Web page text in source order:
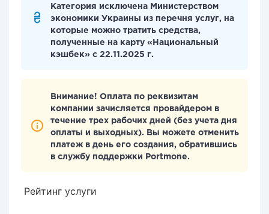
Категория исключена Министерством
экономики Украины из перечня услуг, на
которые можно тратить средства,
полученные на карту «Национальный
кэшбек» с 22.11.2025 г.
Внимание! Оплата по реквизитам
компании зачисляется провайдером в
течение трех рабочих дней (без учета дня
оплаты и выходных). Вы можете отменить
платеж в день его создания, обратившись
в службу поддержки Portmone.
Рейтинг услуги